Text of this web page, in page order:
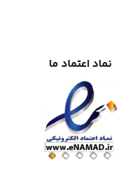
نماد اعتماد ما